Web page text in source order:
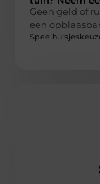
Geen geld of
een